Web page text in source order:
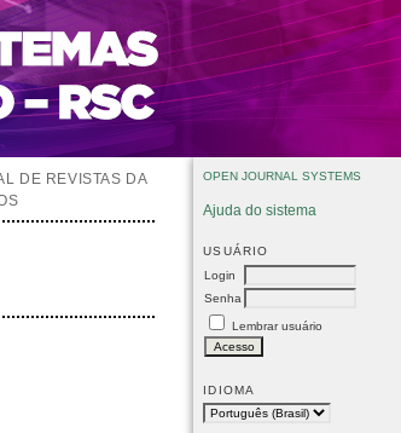
OPEN JOURNAL SYSTEMS
Ajuda do sistema
USUÁRIO
Login
Senha
Lembrar usuário
IDIOMA
DE REVISTAS DA